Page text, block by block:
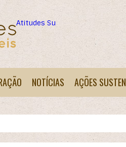
Atitudes Sustentáveis
NOTÍCIAS AÇÕES